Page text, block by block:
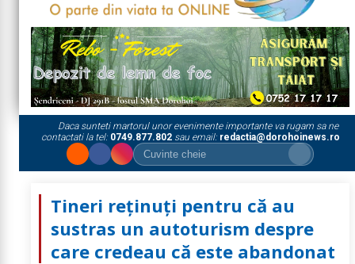
Daca sunteti martorul unor evenimente importante va rugam sa ne
contactati la tel: 0749.877.802sau email: redactia@dorohoinews.ro
Tineri reținuți pentru că au
sustras un autoturism despre
care credeau că este abandonat